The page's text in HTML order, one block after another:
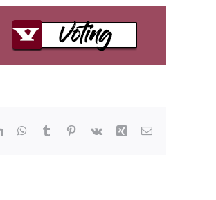
LinkedInWhatsApp
Tumblr Pinterest
Vk Xing E-